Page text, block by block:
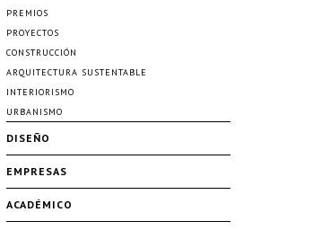
PREMIOS
PROYECTOS
CONSTRUCCIÓN
ARQUITECTURA SUSTENTABLE
INTERIORISMO
URBANISMO
DISEÑO
EMPRESAS
ACADÉMICO